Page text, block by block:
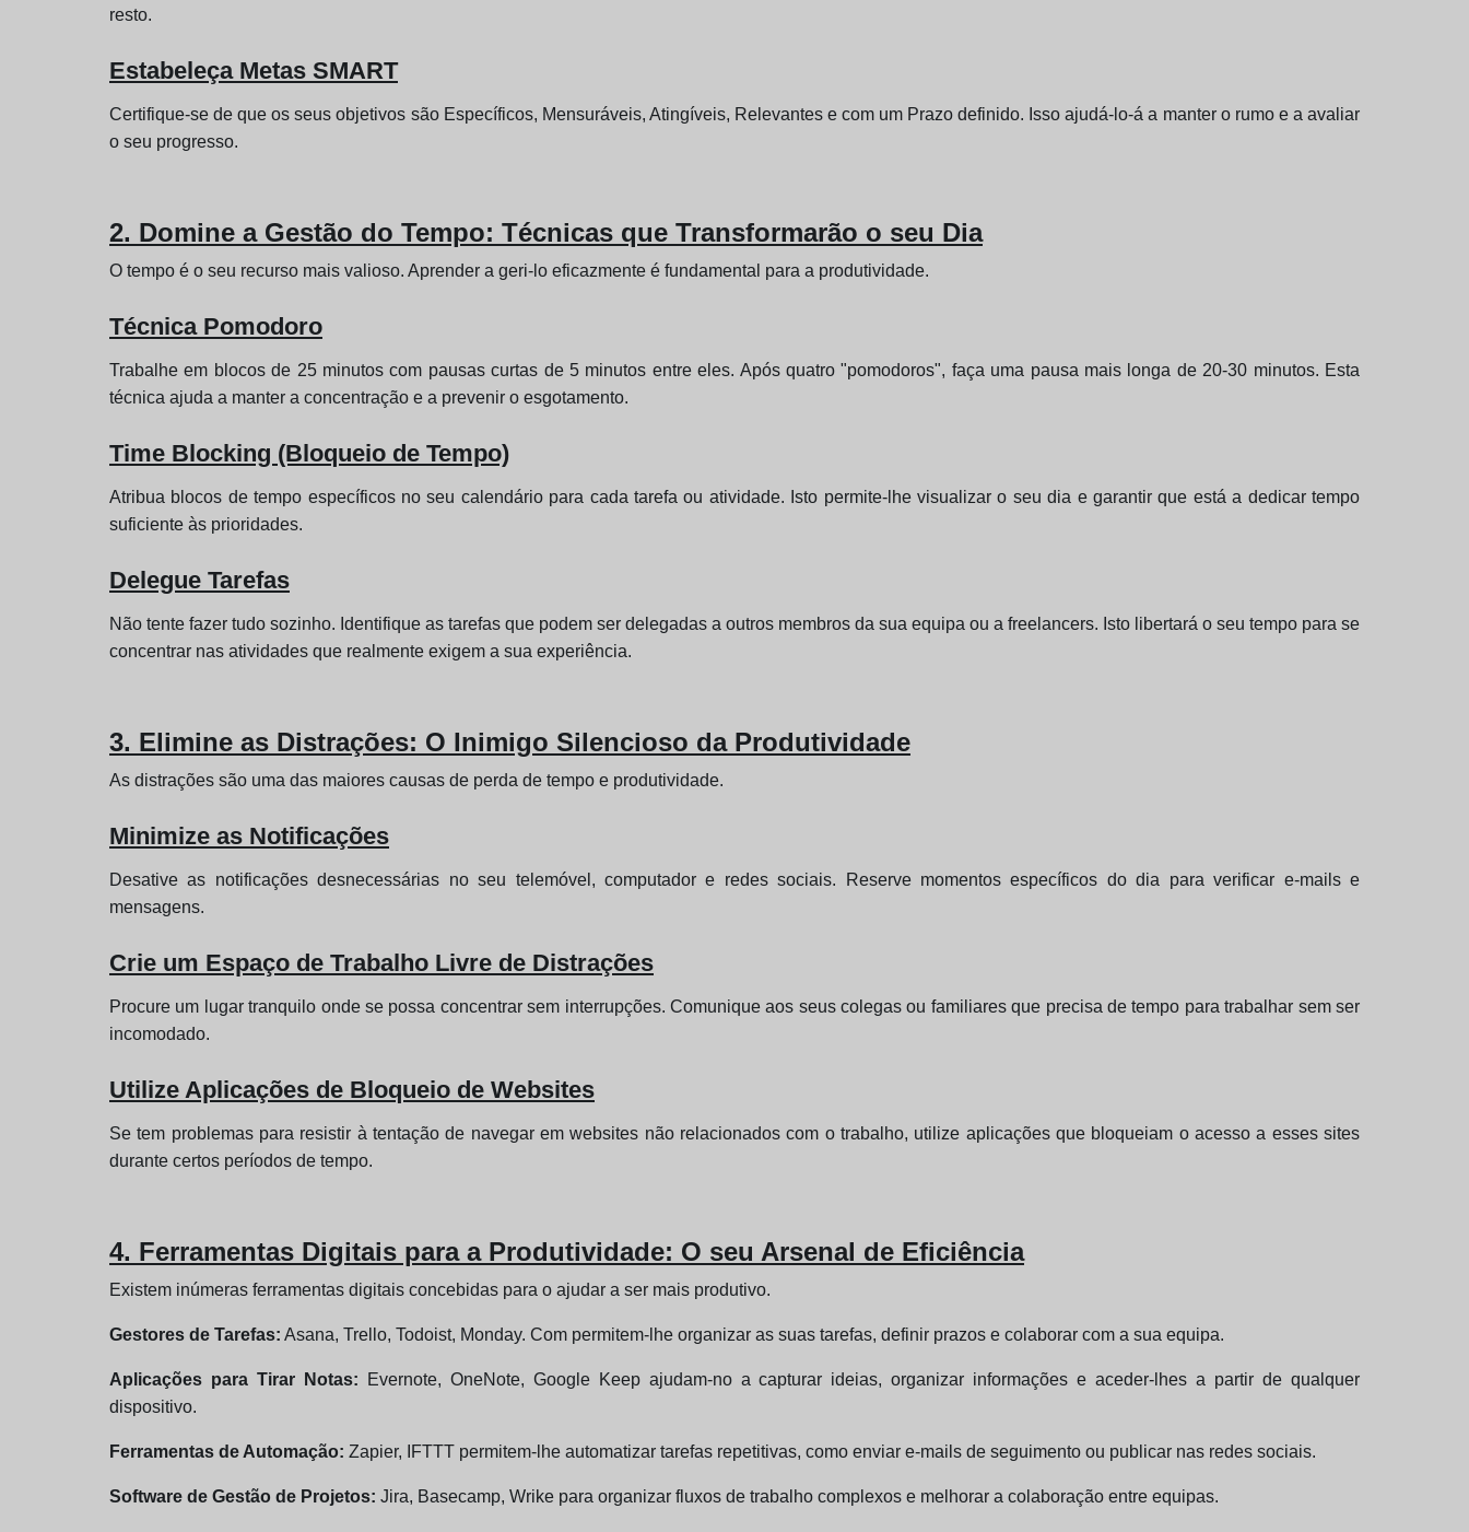
resto.
Estabeleça Metas SMART
Certifique-se de que os seus objetivos são Específicos, Mensuráveis, Atingíveis, Relevantes e com um Prazo definido. Isso ajudá-lo-á a manter o rumo e a avaliar
o seu progresso.
2. Domine a Gestão do Tempo: Técnicas que Transformarão o seu Dia
O tempo é o seu recurso mais valioso. Aprender a geri-lo eficazmente é fundamental para a produtividade.
Técnica Pomodoro
Trabalhe em blocos de 25 minutos com pausas curtas de 5 minutos entre eles. Após quatro "pomodoros", faça uma pausa mais longa de 20-30 minutos. Esta
técnica ajuda a manter a concentração e a prevenir o esgotamento.
Time Blocking (Bloqueio de Tempo)
Atribua blocos de tempo específicos no seu calendário para cada tarefa ou atividade. Isto permite-lhe visualizar o seu dia e garantir que está a dedicar tempo
suficiente às prioridades.
Delegue Tarefas
Não tente fazer tudo sozinho. Identifique as tarefas que podem ser delegadas a outros membros da sua equipa ou a freelancers. Isto libertará o seu tempo para se
concentrar nas atividades que realmente exigem a sua experiência.
3. Elimine as Distrações: O Inimigo Silencioso da Produtividade
As distrações são uma das maiores causas de perda de tempo e produtividade.
Minimize as Notificações
Desative as notificações desnecessárias no seu telemóvel, computador e redes sociais. Reserve momentos específicos do dia para verificar e-mails e
mensagens.
Crie um Espaço de Trabalho Livre de Distrações
Procure um lugar tranquilo onde se possa concentrar sem interrupções. Comunique aos seus colegas ou familiares que precisa de tempo para trabalhar sem ser
incomodado.
Utilize Aplicações de Bloqueio de Websites
Se tem problemas para resistir à tentação de navegar em websites não relacionados com o trabalho, utilize aplicações que bloqueiam o acesso a esses sites
durante certos períodos de tempo.
4. Ferramentas Digitais para a Produtividade: O seu Arsenal de Eficiência
Existem inúmeras ferramentas digitais concebidas para o ajudar a ser mais produtivo.
Gestores de Tarefas: Asana, Trello, Todoist, Monday. Com permitem-lhe organizar as suas tarefas, definir prazos e colaborar com a sua equipa.
Aplicações para Tirar Notas: Evernote, OneNote, Google Keep ajudam-no a capturar ideias, organizar informações e aceder-lhes a partir de qualquer
dispositivo.
Ferramentas de Automação: Zapier, IFTTT permitem-lhe automatizar tarefas repetitivas, como enviar e-mails de seguimento ou publicar nas redes sociais.
Software de Gestão de Projetos: Jira, Basecamp, Wrike para organizar fluxos de trabalho complexos e melhorar a colaboração entre equipas.